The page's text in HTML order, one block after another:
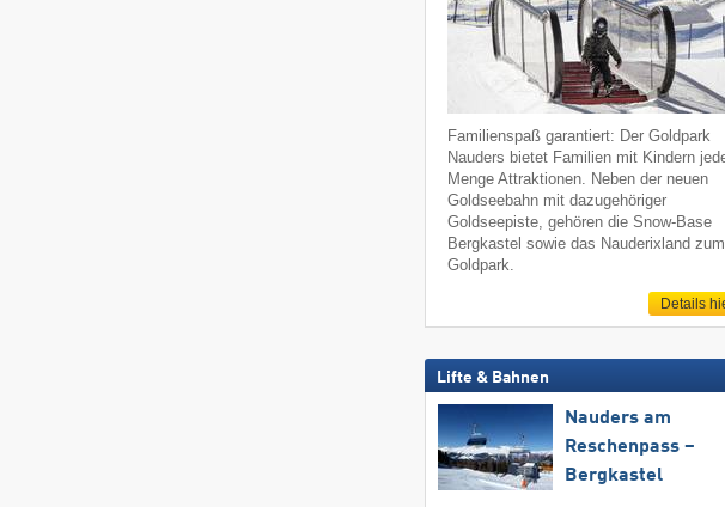
Familienspaß garantiert: Der Goldpark
Nauders bietet Familien mit Kindern
Menge Attraktionen. Neben der neuen
Goldseebahn mit dazugehöriger
Goldseepiste, gehören die Snow-Base
Bergkastel sowie das Nauderixland zum
Goldpark.
Details
Lifte & Bahnen
Nauders am
Reschenpass –
Bergkastel